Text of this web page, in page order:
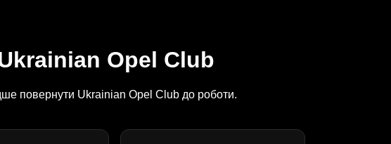
Opel Club
повернути Ukrainian Opel Club до роботи.